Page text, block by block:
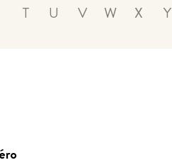
T U V W X Y